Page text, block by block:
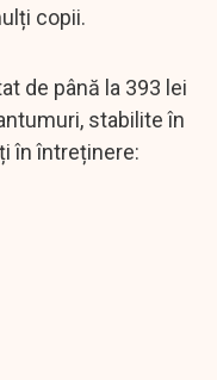
copii.
de până la 393 lei
stabilite în
în întreținere: